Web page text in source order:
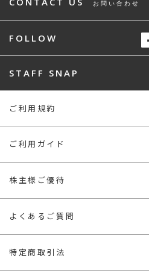
お問い合わせ
FOLLOW
STAFF SNAP
ご利用規約
ご利用ガイド
株主様ご優待
よくあるご質問
特定商取引法